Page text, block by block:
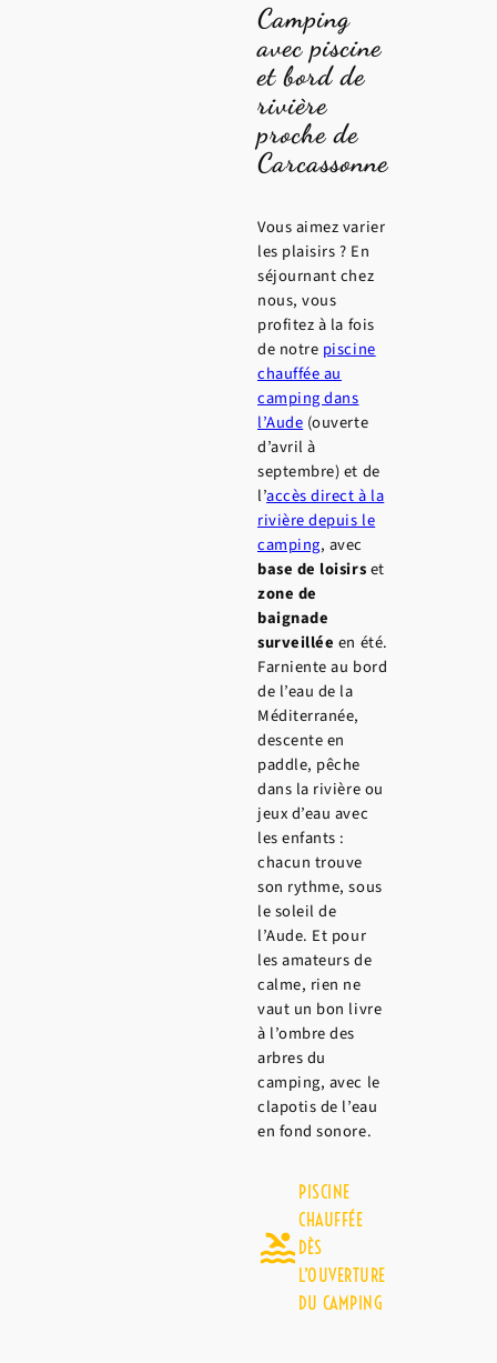
Camping
avec piscine
et bord de
rivière
proche de
Carcassonne
Vous aimez varier
les plaisirs ? En
séjournant chez
nous, vous
profitez à la fois
de notre piscine
chauffée au
camping dans
l’Aude (ouverte
d’avril à
septembre) et de
l’accès direct à la
rivière depuis le
camping, avec
base de loisirset
zone de
baignade
surveillée en été.
Farniente au bord
de l’eau de la
Méditerranée,
descente en
paddle, pêche
dans la rivière ou
jeux d’eau avec
les enfants :
chacun trouve
son rythme, sous
le soleil de
l’Aude. Et pour
les amateurs de
calme, rien ne
vaut un bon livre
à l’ombre des
arbres du
camping, avec le
clapotis de l’eau
en fond sonore.
PISCINE
CHAUFFÉE
DÈS
L’OUVERTURE
DU CAMPING